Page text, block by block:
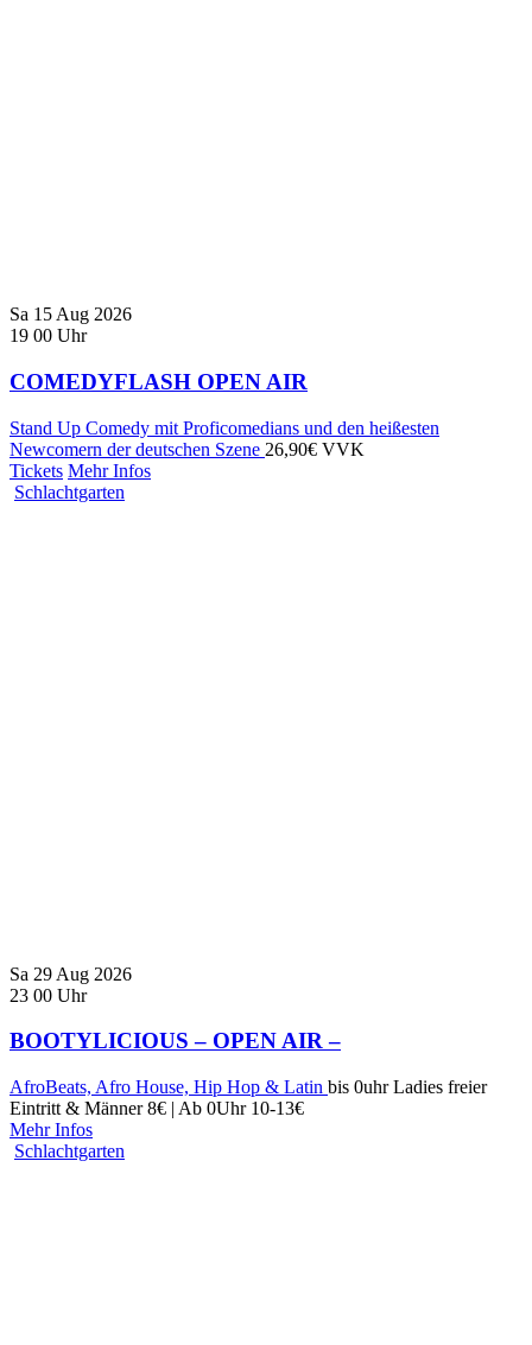
Sa 15 Aug 2026
19 00 Uhr
COMEDYFLASH OPEN AIR
Stand Up Comedy mit Proficomedians und den heißesten
Newcomern der deutschen Szene 26,90€ VVK
Tickets Mehr Infos
Schlachtgarten
Sa 29 Aug 2026
23 00 Uhr
BOOTYLICIOUS – OPEN AIR –
AfroBeats, Afro House, Hip Hop & Latin bis 0uhr Ladies freier
Eintritt & Männer 8€ | Ab 0Uhr 10-13€
Mehr Infos
Schlachtgarten